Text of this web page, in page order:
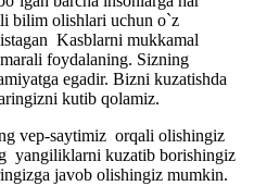
bilim olishlari uchun o`z
Kasblarni mukkamal
foydalaning. Sizning
egadir. Bizni kuzatishda
kutib qolamiz.
vep-saytimiz orqali olishingiz
yangiliklarni kuzatib borishingiz
javob olishingiz mumkin.